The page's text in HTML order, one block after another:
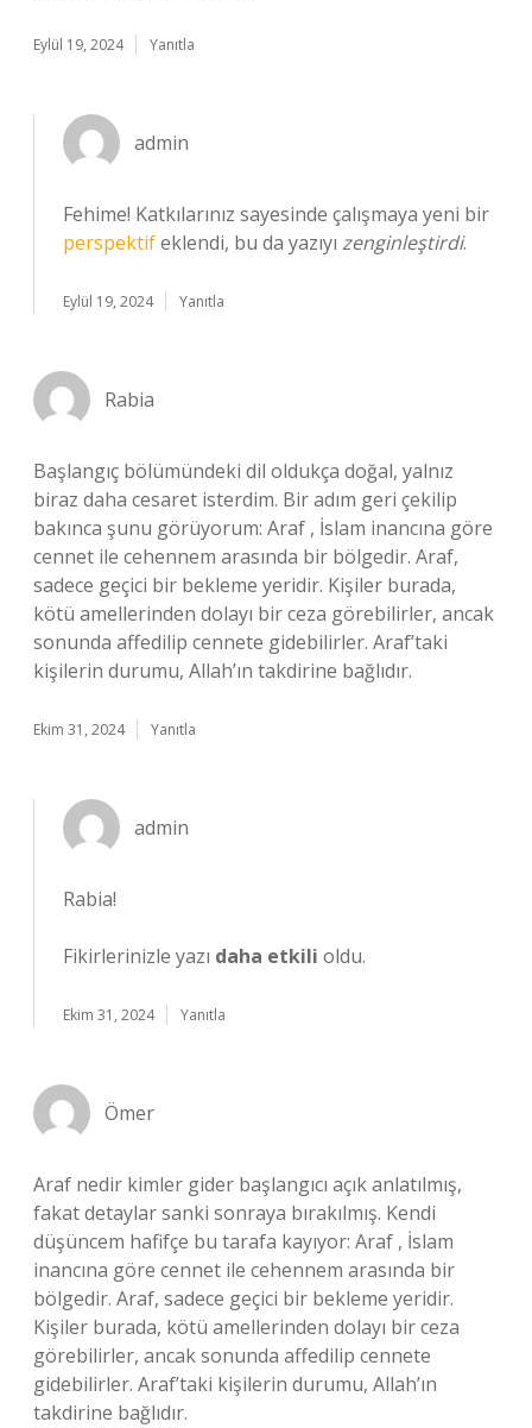
Eylül 19, 2024 Yanıtla
admin
Fehime! Katkılarınız sayesinde çalışmaya yeni bir
perspektifeklendi, bu da yazıyı zenginleştirdi.
Eylül 19, 2024 Yanıtla
Rabia
Başlangıç bölümündeki dil oldukça doğal, yalnız
biraz daha cesaret isterdim. Bir adım geri çekilip
bakınca şunu görüyorum: Araf , İslam inancına göre
cennet ile cehennem arasında bir bölgedir. Araf,
sadece geçici bir bekleme yeridir. Kişiler burada,
kötü amellerinden dolayı bir ceza görebilirler, ancak
sonunda affedilip cennete gidebilirler. Araf’taki
kişilerin durumu, Allah’ın takdirine bağlıdır.
Ekim 31, 2024 Yanıtla
admin
Rabia!
Fikirlerinizle yazı daha etkili oldu.
Ekim 31, 2024 Yanıtla
Ömer
Araf nedir kimler gider başlangıcı açık anlatılmış,
fakat detaylar sanki sonraya bırakılmış. Kendi
düşüncem hafifçe bu tarafa kayıyor: Araf , İslam
inancına göre cennet ile cehennem arasında bir
bölgedir. Araf, sadece geçici bir bekleme yeridir.
Kişiler burada, kötü amellerinden dolayı bir ceza
görebilirler, ancak sonunda affedilip cennete
gidebilirler. Araf’taki kişilerin durumu, Allah’ın
takdirine bağlıdır.